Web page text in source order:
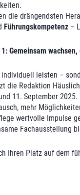
die drängendsten
Führungskompetenz –
Gemeinsam
leisten –
die Redaktion
11. September 2025.
mehr
wertvolle Impulse
Fachausstellung
Ihren Platz auf dem